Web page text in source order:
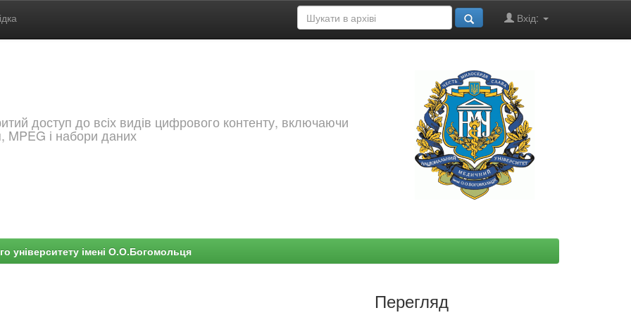
Вхід:
доступ до всіх видів цифрового контенту, включаючи
MPEG і набори даних
університету імені О.О.Богомольця
Перегляд